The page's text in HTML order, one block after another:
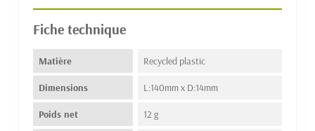
Fiche technique
Matière Recycled plastic
Dimensions L:140mm x D:14mm
Poids net 12 g